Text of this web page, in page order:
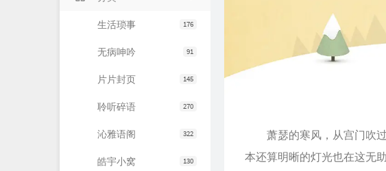
176
生活琐事
91
无病呻吟
145
片片封页
270
聆听碎语
322
沁雅语阁
130
皓宇小窝
萧瑟的寒风，从宫门吹过
本还算明晰的灯光也在这无